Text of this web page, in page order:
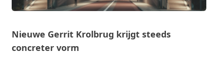
Nieuwe Gerrit Krolbrug krijgt steeds
concreter vorm